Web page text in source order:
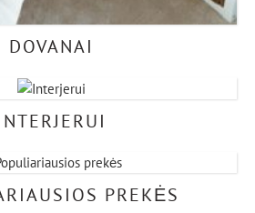
DOVANAI
PREKĖS